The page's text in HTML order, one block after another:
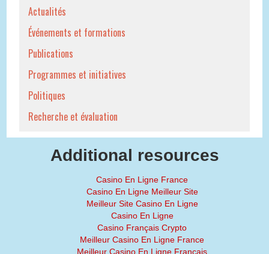
Actualités
Événements et formations
Publications
Programmes et initiatives
Politiques
Recherche et évaluation
Additional resources
Casino En Ligne France
Casino En Ligne Meilleur Site
Meilleur Site Casino En Ligne
Casino En Ligne
Casino Français Crypto
Meilleur Casino En Ligne France
Meilleur Casino En Ligne Français